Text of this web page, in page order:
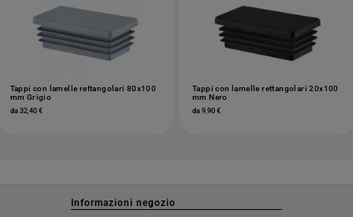
Tappi con lamelle rettangolari 80x100
mm Grigio
da 32,40 €
Tappi con lamelle rettangolari 20x100
mm Nero
da 9,90 €
Informazioni negozio